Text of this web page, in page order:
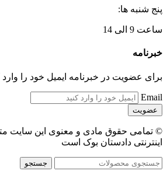
پنج شنبه ها:
ساعت 9 الی 14
خبرنامه
برای عضویت در خبرنامه ایمیل خود را وارد
Email
© تمامی حقوق مادی و معنوی این سایت
اینترنتی دادستان بوک است
جستجو